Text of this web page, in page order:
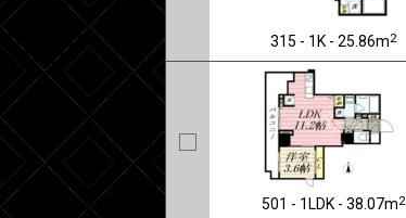
315 - 1K - 25.86m2
501 - 1LDK - 38.07m2